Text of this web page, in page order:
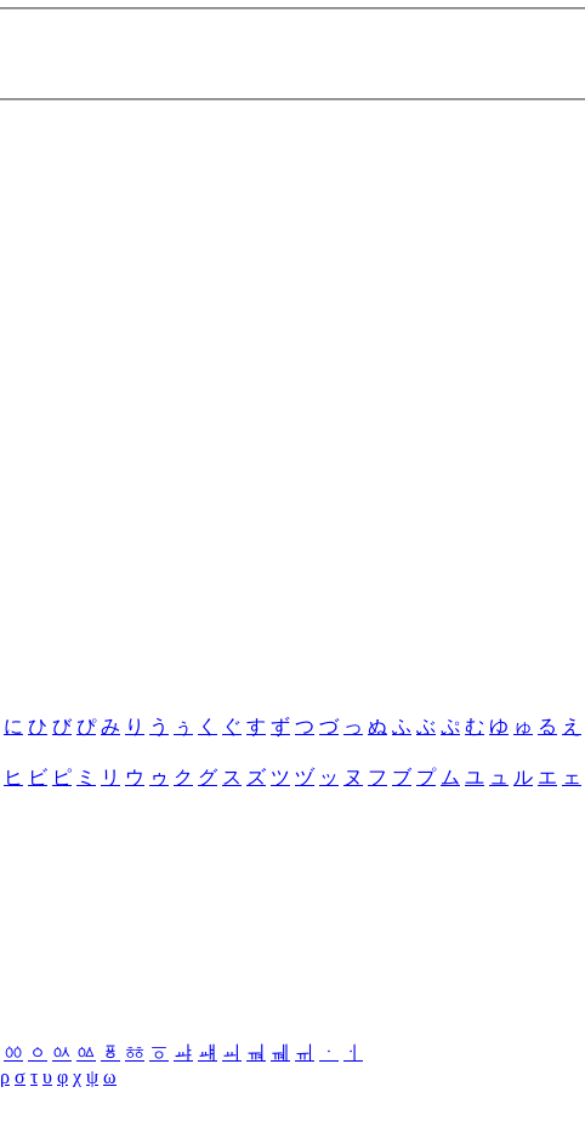
に ひ び ぴ み り う ぅ く ぐ す ず つ づ っ ぬ ふ ぶ ぷ む ゆ ゅ る え
ヒ ビ ピ ミ リ ウ ゥ ク グ ス ズ ツ ヅ ッ ヌ フ ブ プ ム ユ ュ ル エ ェ
ㆀ ㆁ ㆂ ㆃ ㆄ ㆅ ㆆ ㆇ ㆈ ㆉ ㆊ ㆋ ㆌ ㆍ
ㆎ
ρ σ τ υ φ χ ψ ω